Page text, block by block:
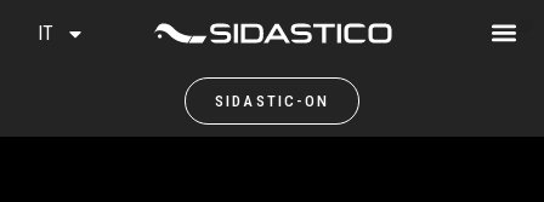
SIDASTIC-ON
IT